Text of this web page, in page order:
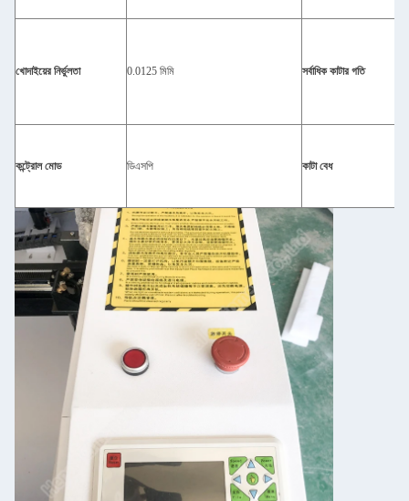
খোদাইয়ের নির্ভুলতা 0.0125 মিমি সর্বাধিক কাটার গতি
কন্ট্রোল মোড ডিএসপি কাটা বেধ